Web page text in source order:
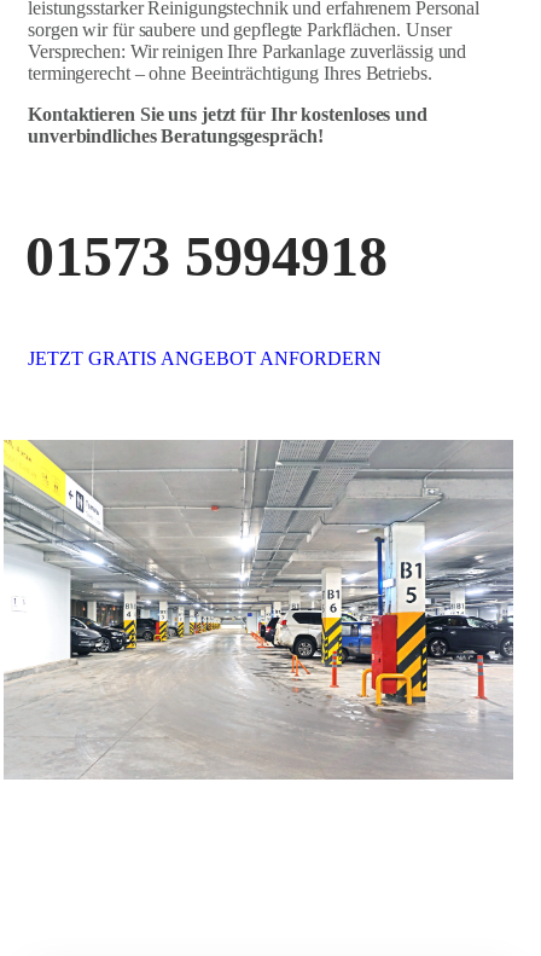
leistungsstarker Reinigungstechnik und erfahrenem Personal
sorgen wir für saubere und gepflegte Parkflächen. Unser
Versprechen: Wir reinigen Ihre Parkanlage zuverlässig und
termingerecht – ohne Beeinträchtigung Ihres Betriebs.
Kontaktieren Sie uns jetzt für Ihr kostenloses und
unverbindliches Beratungsgespräch!
01573 5994918
JETZT GRATIS ANGEBOT ANFORDERN